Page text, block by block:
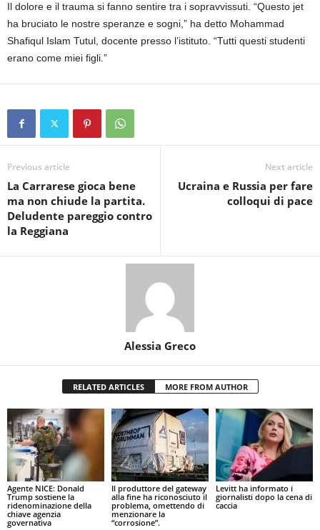
Il dolore e il trauma si fanno sentire tra i sopravvissuti. “Questo jet
ha bruciato le nostre speranze e sogni,” ha detto Mohammad
Shafiqul Islam Tutul, docente presso l’istituto. “Tutti questi studenti
erano come miei figli.”
Previous article
La Carrarese gioca bene
ma non chiude la partita.
Deludente pareggio contro
la Reggiana
Next article
Ucraina e Russia per fare
colloqui di pace
Alessia Greco
RELATED ARTICLES MORE FROM AUTHOR
Agente NICE: Donald
Trump sostiene la
ridenominazione della
chiave agenzia
governativa
Il produttore del gateway
alla fine ha riconosciuto il
problema, omettendo di
menzionare la
“corrosione”.
Levitt ha informato i
giornalisti dopo la cena di
caccia